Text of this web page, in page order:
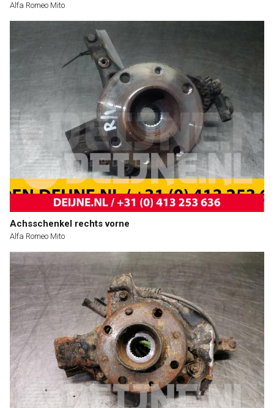
Alfa Romeo Mito
Achsschenkel rechts vorne
Alfa Romeo Mito